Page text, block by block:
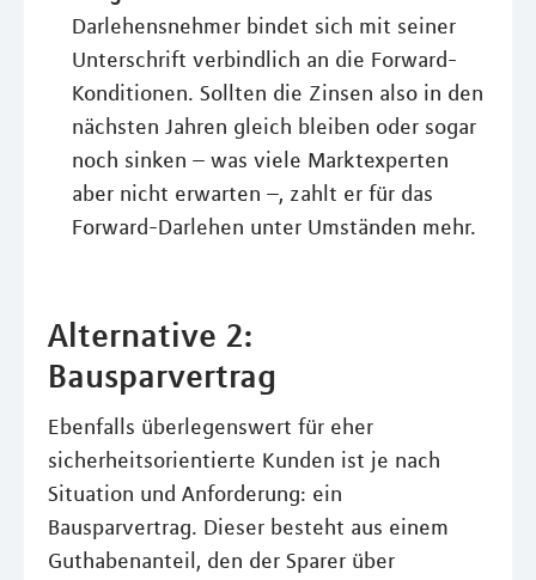
Darlehensnehmer bindet sich mit seiner
Unterschrift verbindlich an die Forward-
Konditionen. Sollten die Zinsen also in den
nächsten Jahren gleich bleiben oder sogar
noch sinken – was viele Marktexperten
aber nicht erwarten –, zahlt er für das
Forward-Darlehen unter Umständen mehr.
Alternative 2:
Bausparvertrag
Ebenfalls überlegenswert für eher
sicherheitsorientierte Kunden ist je nach
Situation und Anforderung: ein
Bausparvertrag. Dieser besteht aus einem
Guthabenanteil, den der Sparer über